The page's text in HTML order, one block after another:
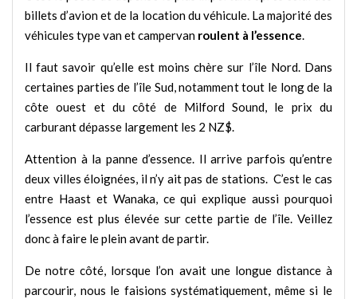
billets d’avion et de la location du véhicule. La majorité des
véhicules type van et campervan roulent à l’essence.
Il faut savoir qu’elle est moins chère sur l’île Nord. Dans
certaines parties de l’île Sud, notamment tout le long de la
côte ouest et du côté de Milford Sound, le prix du
carburant dépasse largement les 2 NZ$.
Attention à la panne d’essence. Il arrive parfois qu’entre
deux villes éloignées, il n’y ait pas de stations. C’est le cas
entre Haast et Wanaka, ce qui explique aussi pourquoi
l’essence est plus élevée sur cette partie de l’île. Veillez
donc à faire le plein avant de partir.
De notre côté, lorsque l’on avait une longue distance à
parcourir, nous le faisions systématiquement, même si le